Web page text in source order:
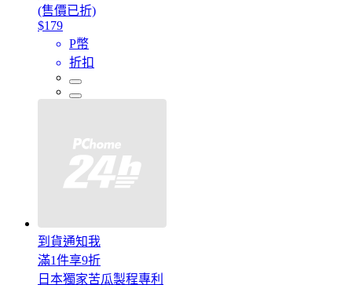
(售價已折)
$179
P幣
折扣
到貨通知我
滿1件享9折
日本獨家苦瓜製程專利